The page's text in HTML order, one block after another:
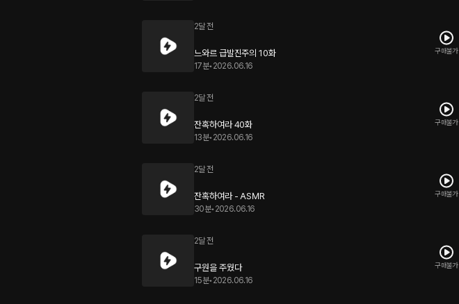
2달 전
느와르 급발진주의 10화
17분• 2026.06.16
구매불가
2달 전
잔혹하여라 40화
13분• 2026.06.16
구매불가
2달 전
잔혹하여라 - ASMR
30분• 2026.06.16
구매불가
2달 전
구원을 주웠다
15분• 2026.06.16
구매불가